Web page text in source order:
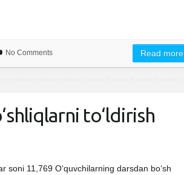
No Comments Read more
to‘ldirish
soni 11,769 O‘quvchilarning darsdan bo‘sh